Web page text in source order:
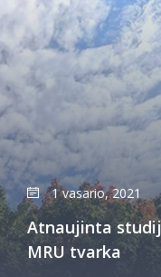
1 vasario, 2021
Atnaujinta
MRU tvarka